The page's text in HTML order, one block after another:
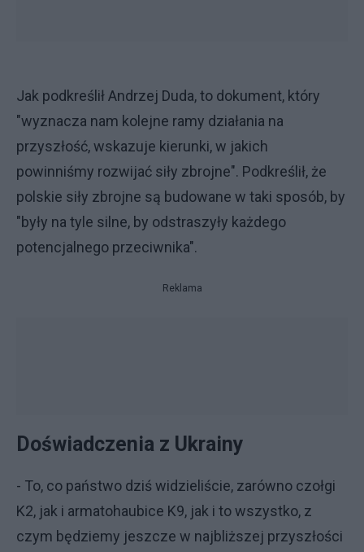
Jak podkreślił Andrzej Duda, to dokument, który
"wyznacza nam kolejne ramy działania na
przyszłość, wskazuje kierunki, w jakich
powinniśmy rozwijać siły zbrojne". Podkreślił, że
polskie siły zbrojne są budowane w taki sposób, by
"były na tyle silne, by odstraszyły każdego
potencjalnego przeciwnika".
Reklama
Doświadczenia z Ukrainy
- To, co państwo dziś widzieliście, zarówno czołgi
K2, jak i armatohaubice K9, jak i to wszystko, z
czym będziemy jeszcze w najbliższej przyszłości